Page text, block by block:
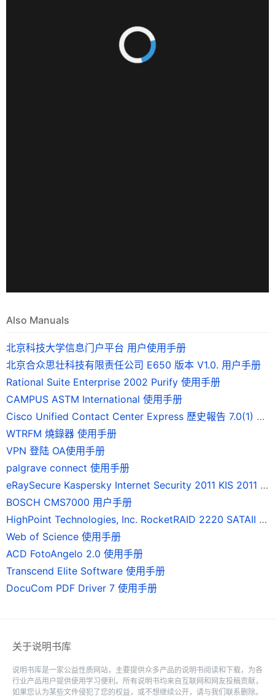
Also Manuals
北京科技大学信息门户平台 用户使用手册
北京合众思壮科技有限责任公司 E650 版本 V1.0. 用户手册
Rational Suite Enterprise 2002 Purify 使用手册
CAMPUS ASTM International 使用手册
Cisco Unified Contact Center Express 歷史報告 7.0(1) 版使用手冊
WTRFM 燒錄器 使用手册
VPN 登陆 OA使用手册
palgrave connect 使用手册
eRaySecure Kaspersky Internet Security 2011 KIS 2011 使用手册
BOSCH CMS7000 用户手册
HighPoint Technologies, Inc. RocketRAID 2220 SATAII 磁碟陣列卡 使用手冊
Web of Science 使用手册
ACD FotoAngelo 2.0 使用手册
Transcend Elite Software 使用手册
DocuCom PDF Driver 7 使用手册
关于说明书库
说明书库是一家公益性质网站，主要提供众多产品的说明书阅读和下载，为各
行业产品用户提供使用学习便利。所有说明书均来自互联网和网友投稿贡献，
如果您认为某些文件侵犯了您的权益，或不想继续公开，请与我们联系删除。